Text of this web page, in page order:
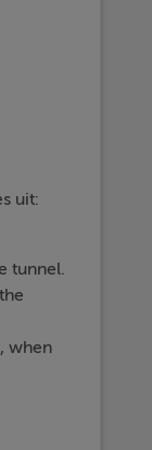
uit:
tunnel.
when